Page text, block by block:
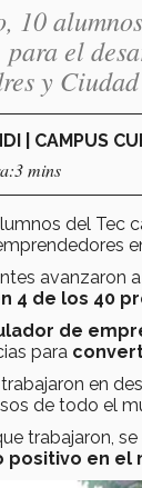
10
el
y
| CAMPUS
mins
del Tec
avanzaron
4 de los 40
de
para
en
de todo el
trabajaron,
positivo en el